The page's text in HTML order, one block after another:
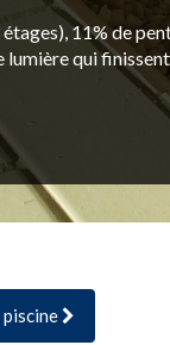
11% de
lumière qui
piscine